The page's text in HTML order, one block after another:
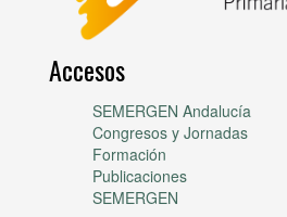
Accesos
SEMERGEN Andalucía
Congresos y Jornadas
Formación
Publicaciones
SEMERGEN